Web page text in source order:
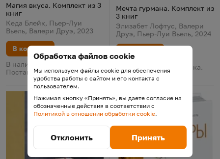
Магия вкуса. Комплект из 3
книг
Кеда Блейк, Пьер-Луи
Вьель, Валери Друэ, 2023
В корзину
В наличии у поставщика.
Поставка 13 августа
Мечта гурмана. Комплект из
3 книг
Элизабет Лофтус, Валери
Друэ, Пьер-Луи Вьель, 2024
В корзину
В наличии у поставщика.
Поставка 13 августа
Обработка файлов cookie
Мы используем файлы cookie для обеспечения
удобства работы с сайтом и его контакта с
пользователем.
Нажимая кнопку «Принять», вы даете согласие на
обозначенные действия в соответствии с
Политикой в отношении обработки cookie.
Отклонить Принять